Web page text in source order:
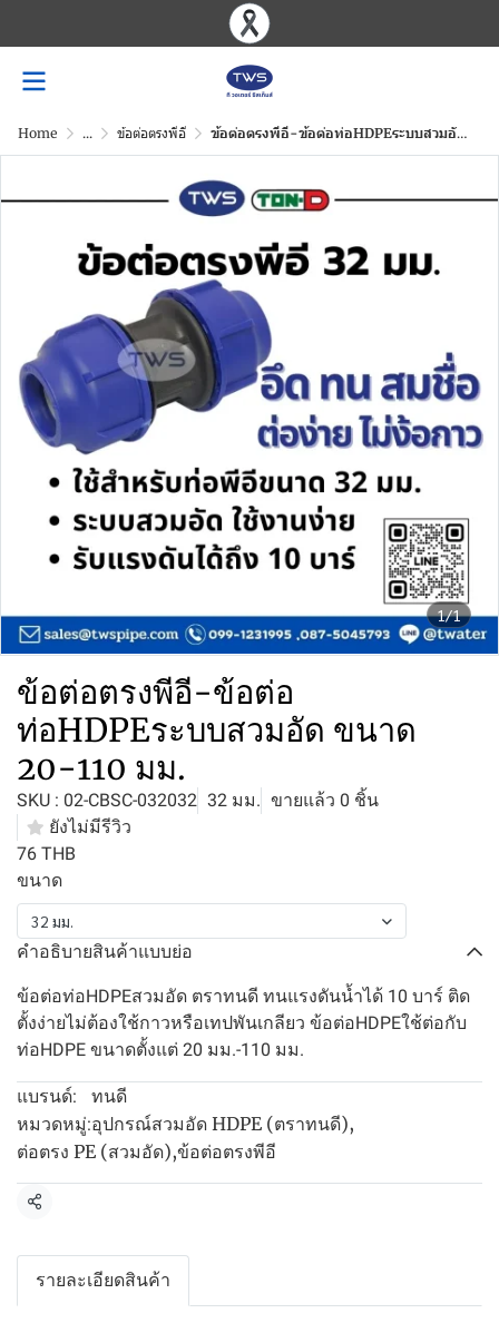
Home ... ข้อต่อตรงพีอี ข้อต่อตรงพีอี-ข้อต่อท่อHDPEระบบสวมอัด ขนาด 20-110 มม.
1/1
ข้อต่อตรงพีอี-ข้อต่อ
ท่อHDPEระบบสวมอัด ขนาด
20-110 มม.
SKU : 02-CBSC-032032 32 มม. ขายแล้ว 0 ชิ้น
ยังไม่มีรีวิว
76 THB
ขนาด
32 มม.
คำอธิบายสินค้าแบบย่อ
ข้อต่อท่อHDPEสวมอัด ตราทนดี ทนแรงดันน้ำได้ 10 บาร์ ติด
ตั้งง่ายไม่ต้องใช้กาวหรือเทปพันเกลียว ข้อต่อHDPEใช้ต่อกับ
ท่อHDPE ขนาดตั้งแต่ 20 มม.-110 มม.
แบรนด์: ทนดี
หมวดหมู่:อุปกรณ์สวมอัด HDPE (ตราทนดี),
ต่อตรง PE (สวมอัด),ข้อต่อตรงพีอี
แชร์
รายละเอียดสินค้า